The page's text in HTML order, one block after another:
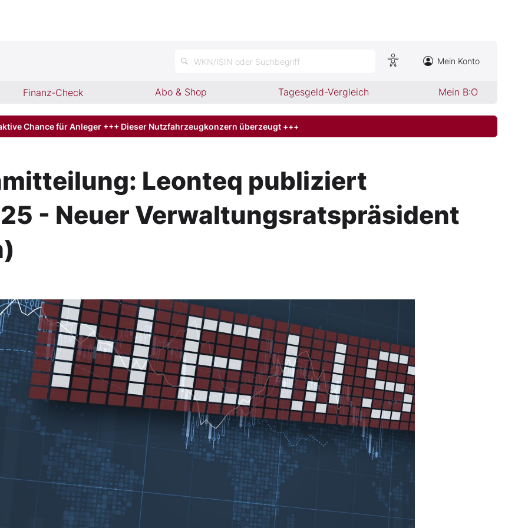
WKN/ISIN oder Suchbegriff Mein Konto
Finanz-Check Abo & Shop Tagesgeld-Vergleich Mein B:O
Chance für Anleger +++ Dieser Nutzfahrzeugkonzern überzeugt +++
Leonteq publiziert
- Neuer Verwaltungsratspräsident